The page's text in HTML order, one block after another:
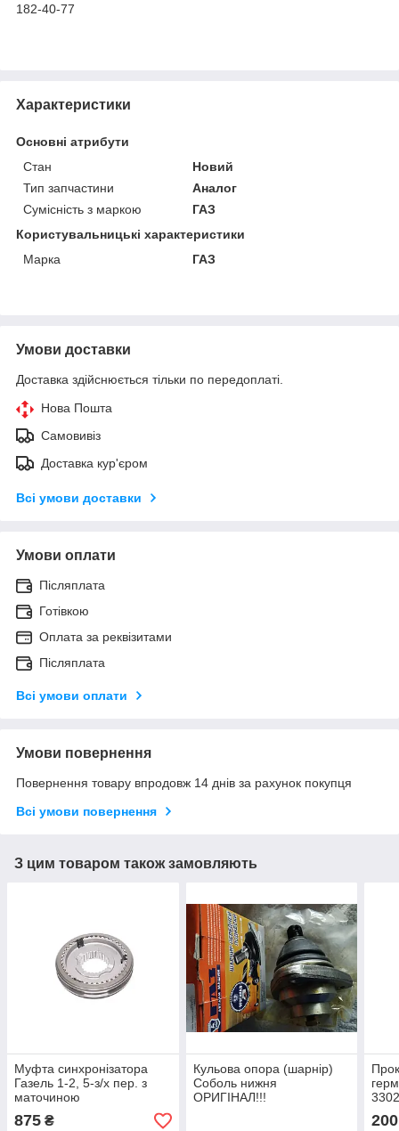
182-40-77
Характеристики
Основні атрибути
Стан
Новий
Тип запчастини
Аналог
Сумісність з маркою
ГАЗ
Користувальницькі характеристики
Марка
ГАЗ
Умови доставки
Доставка здійснюється тільки по передоплаті.
Нова Пошта
Самовивіз
Доставка кур'єром
Всі умови доставки
Умови оплати
Післяплата
Готівкою
Оплата за реквізитами
Післяплата
Всі умови оплати
Умови повернення
Повернення товару впродовж 14 днів за рахунок покупця
Всі умови повернення
З цим товаром також замовляють
Муфта синхронізатора
Газель 1-2, 5-з/х пер. з
маточиною
875 ₴
Кульова опора (шарнір)
Соболь нижня
ОРИГІНАЛ!!!
200